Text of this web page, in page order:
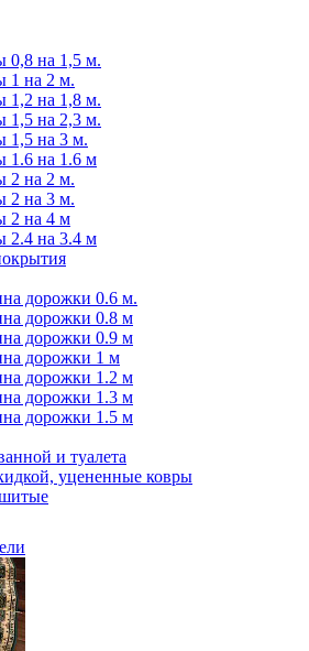
0,8 на 1,5 м.
1 на 2 м.
1,2 на 1,8 м.
1,5 на 2,3 м.
1,5 на 3 м.
1.6 на 1.6 м
2 на 2 м.
2 на 3 м.
2 на 4 м
2.4 на 3.4 м
дорожки 0.6 м.
дорожки 0.8 м
дорожки 0.9 м
дорожки 1 м
дорожки 1.2 м
дорожки 1.3 м
дорожки 1.5 м
и туалета
уцененные ковры